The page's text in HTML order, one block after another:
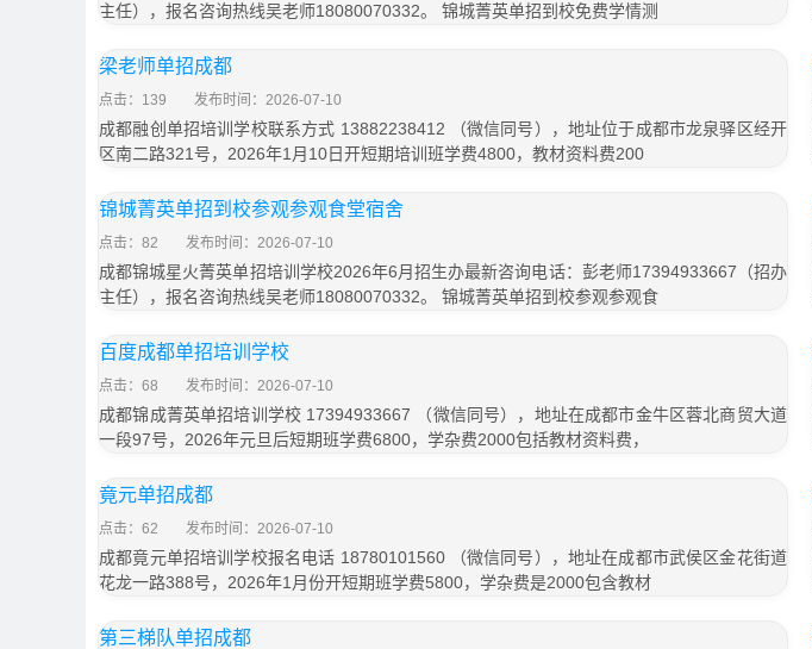
主任），报名咨询热线吴老师18080070332。 锦城菁英单招到校免费学情测
梁老师单招成都
点击：139 发布时间：2026-07-10
成都融创单招培训学校联系方式 13882238412 （微信同号），地址位于成都市龙泉驿区经开
区南二路321号，2026年1月10日开短期培训班学费4800，教材资料费200
锦城菁英单招到校参观参观食堂宿舍
点击：82 发布时间：2026-07-10
成都锦城星火菁英单招培训学校2026年6月招生办最新咨询电话：彭老师17394933667（招办
主任），报名咨询热线吴老师18080070332。 锦城菁英单招到校参观参观食
百度成都单招培训学校
点击：68 发布时间：2026-07-10
成都锦成菁英单招培训学校 17394933667 （微信同号），地址在成都市金牛区蓉北商贸大道
一段97号，2026年元旦后短期班学费6800，学杂费2000包括教材资料费，
竟元单招成都
点击：62 发布时间：2026-07-10
成都竟元单招培训学校报名电话 18780101560 （微信同号），地址在成都市武侯区金花街道
花龙一路388号，2026年1月份开短期班学费5800，学杂费是2000包含教材
第三梯队单招成都